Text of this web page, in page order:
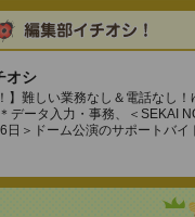
オシ
】難しい業務なし＆電話なし
データ入力・事務、＜SEKAI
日＞ドーム公演のサポートバイ